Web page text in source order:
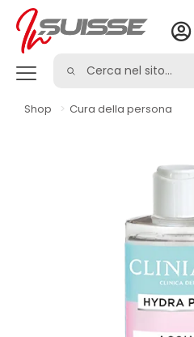
Shop > Cura della persona